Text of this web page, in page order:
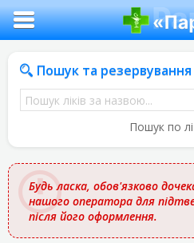
Пошук та резервування
Пошук
ліків
назвою
Пошук по
Будь ласка, обов'язково
нашого оператора для
після його оформлення.